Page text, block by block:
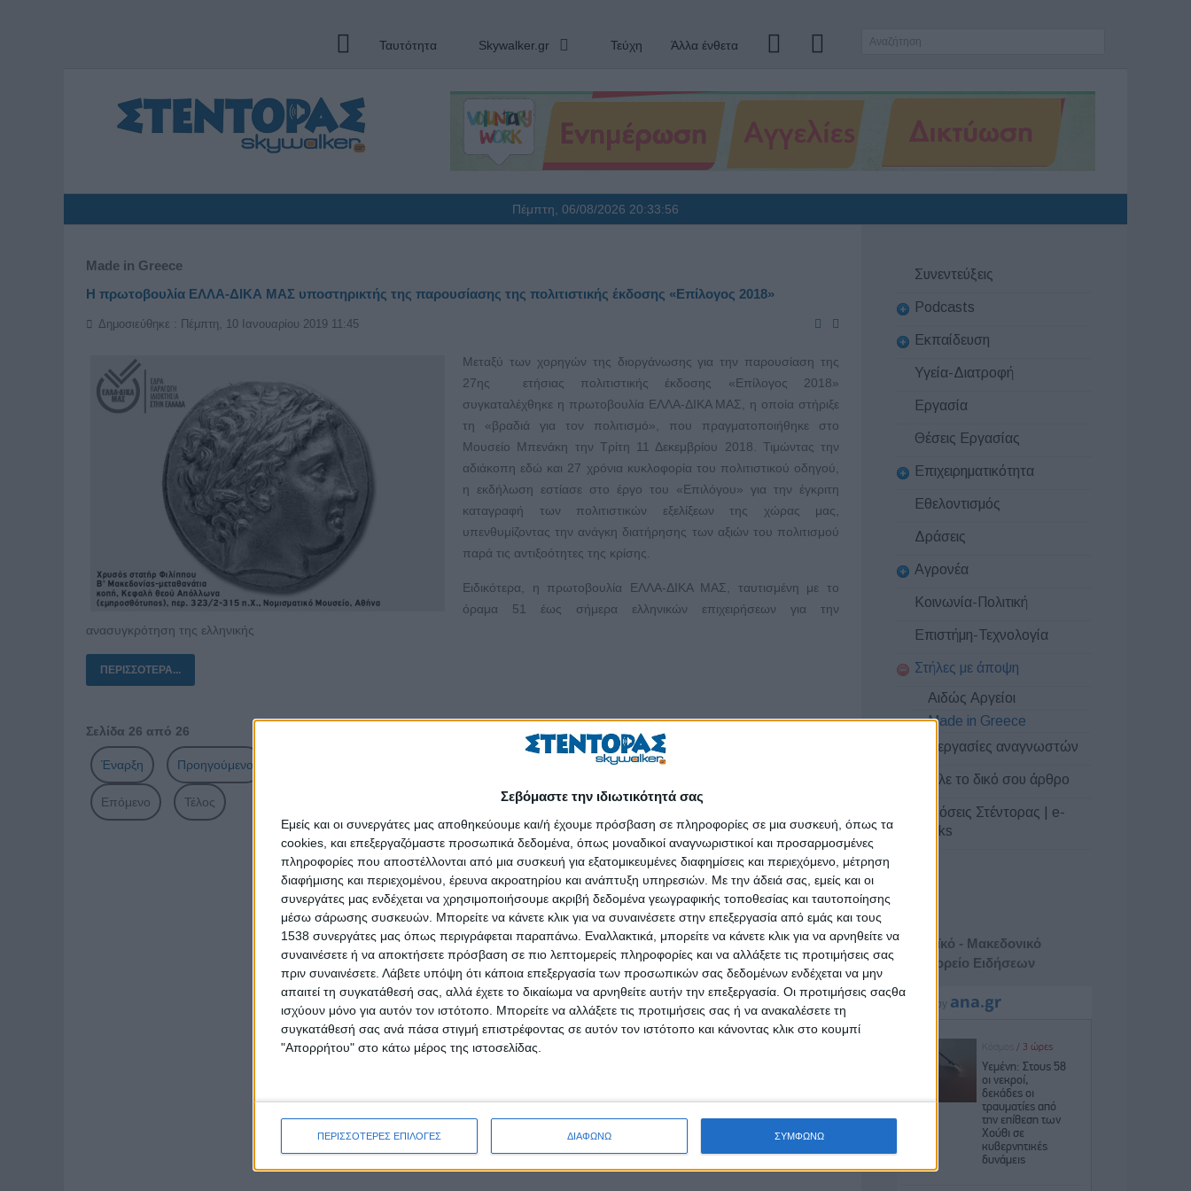
Σεβόμαστε την ιδιωτικότητά σας
Εμείς και οι συνεργάτες μας αποθηκεύουμε και/ή έχουμε πρόσβαση σε πληροφορίες σε μια συσκευή, όπως τα
cookies, και επεξεργαζόμαστε προσωπικά δεδομένα, όπως μοναδικοί αναγνωριστικοί και προσαρμοσμένες
πληροφορίες που αποστέλλονται από μια συσκευή για εξατομικευμένες διαφημίσεις και περιεχόμενο, μέτρηση
διαφήμισης και περιεχομένου, έρευνα ακροατηρίου και ανάπτυξη υπηρεσιών. Με την άδειά σας, εμείς και οι
συνεργάτες μας ενδέχεται να χρησιμοποιήσουμε ακριβή δεδομένα γεωγραφικής τοποθεσίας και ταυτοποίησης
μέσω σάρωσης συσκευών. Μπορείτε να κάνετε κλικ για να συναινέσετε στην επεξεργασία από εμάς και τους
1538 συνεργάτες μας όπως περιγράφεται παραπάνω. Εναλλακτικά, μπορείτε να κάνετε κλικ για να αρνηθείτε να
συναινέσετε ή να αποκτήσετε πρόσβαση σε πιο λεπτομερείς πληροφορίες και να αλλάξετε τις προτιμήσεις σας
πριν συναινέσετε. Λάβετε υπόψη ότι κάποια επεξεργασία των προσωπικών σας δεδομένων ενδέχεται να μην
απαιτεί τη συγκατάθεσή σας, αλλά έχετε το δικαίωμα να αρνηθείτε αυτήν την επεξεργασία. Οι προτιμήσεις σαςθα
ισχύουν μόνο για αυτόν τον ιστότοπο. Μπορείτε να αλλάξετε τις προτιμήσεις σας ή να ανακαλέσετε τη
συγκατάθεσή σας ανά πάσα στιγμή επιστρέφοντας σε αυτόν τον ιστότοπο και κάνοντας κλικ στο κουμπί
"Απορρήτου" στο κάτω μέρος της ιστοσελίδας.
ΠΕΡΙΣΣΟΤΕΡΕΣ ΕΠΙΛΟΓΕΣ ΔΙΑΦΩΝΩ ΣΥΜΦΩΝΩ
Ταυτότητα Skywalker.gr Τεύχη Άλλα ένθετα
Πέμπτη, 06/08/2026 20:33:57
Made in Greece
Η πρωτοβουλία ΕΛΛΑ-ΔΙΚΑ ΜΑΣ υποστηρικτής της παρουσίασης της πολιτιστικής έκδοσης «Επίλογος 2018»
Δημοσιεύθηκε : Πέμπτη, 10 Ιανουαρίου 2019 11:45
Μεταξύ των χορηγών της διοργάνωσης για την παρουσίαση της
27ης ετήσιας πολιτιστικής έκδοσης «Επίλογος 2018»
συγκαταλέχθηκε η πρωτοβουλία ΕΛΛΑ-ΔΙΚΑ ΜΑΣ, η οποία στήριξε
τη «βραδιά για τον πολιτισμό», που πραγματοποιήθηκε στο
Μουσείο Μπενάκη την Τρίτη 11 Δεκεμβρίου 2018. Τιμώντας την
αδιάκοπη εδώ και 27 χρόνια κυκλοφορία του πολιτιστικού οδηγού,
η εκδήλωση εστίασε στο έργο του «Επιλόγου» για την έγκριτη
καταγραφή των πολιτιστικών εξελίξεων της χώρας μας,
υπενθυμίζοντας την ανάγκη διατήρησης των αξιών του πολιτισμού
παρά τις αντιξοότητες της κρίσης.
Ειδικότερα, η πρωτοβουλία ΕΛΛΑ-ΔΙΚΑ ΜΑΣ, ταυτισμένη με το
όραμα 51 έως σήμερα ελληνικών επιχειρήσεων για την
ανασυγκρότηση της ελληνικής
ΠΕΡΙΣΣΌΤΕΡΑ...
Σελίδα 26 από 26
Έναρξη Προηγούμενο 23 24
Επόμενο Τέλος
Συνεντεύξεις
Podcasts
Εκπαίδευση
Υγεία-Διατροφή
Εργασία
Θέσεις Εργασίας
Επιχειρηματικότητα
Εθελοντισμός
Δράσεις
Αγρονέα
Κοινωνία-Πολιτική
Επιστήμη-Τεχνολογία
Στήλες με άποψη
Αιδώς Αργείοι
Made in Greece
Συνεργασίες αναγνωστών
Στείλε το δικό σου άρθρο
Εκδόσεις Στέντορας | e-
books
Αθηναϊκό - Μακεδονικό
Πρακτορείο Ειδήσεων